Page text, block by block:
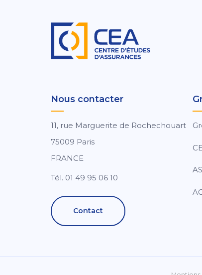
Nous contacter
11, rue Marguerite de Rochechouart
75009 Paris
FRANCE
Tél. 01 49 95 06 10
Contact